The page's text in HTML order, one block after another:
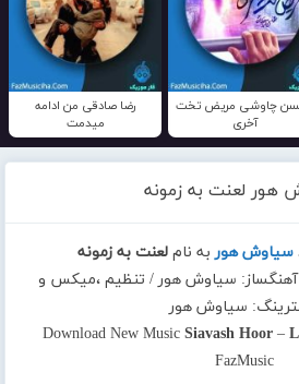
چاوشی مریض تخت
آخری
رضا صادقی من ادامه
میدمت
هور لعنت به زمونه
سیاوش هوربه ناملعنت به زمونه
آهنگساز: سیاوش هور / تنظیم ،میکس و
سیاوش هور
Download New Music Siavash Hoor –
FazMusic